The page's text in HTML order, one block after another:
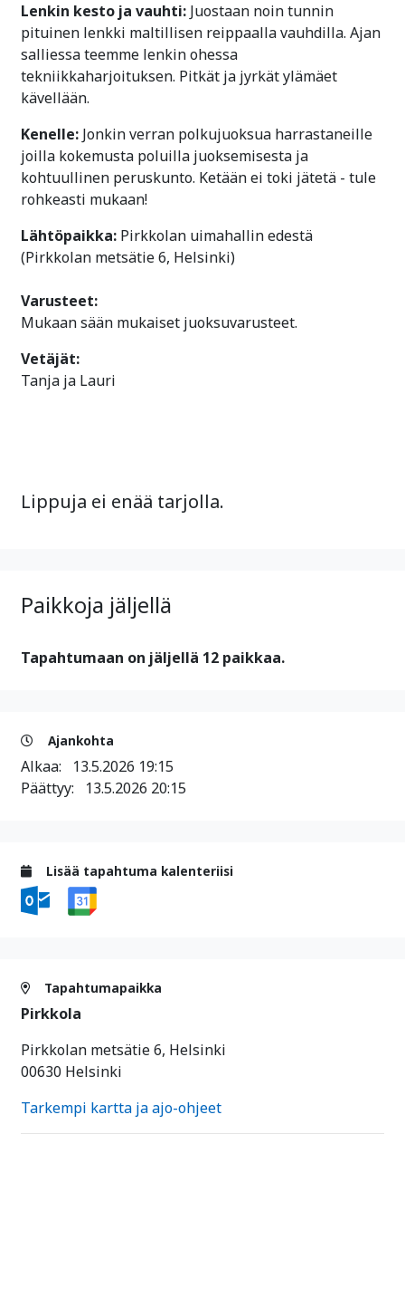
Lenkin kesto ja vauhti: Juostaan noin tunnin
pituinen lenkki maltillisen reippaalla vauhdilla. Ajan
salliessa teemme lenkin ohessa
tekniikkaharjoituksen. Pitkät ja jyrkät ylämäet
kävellään.
Kenelle: Jonkin verran polkujuoksua harrastaneille
joilla kokemusta poluilla juoksemisesta ja
kohtuullinen peruskunto. Ketään ei toki jätetä - tule
rohkeasti mukaan!
Lähtöpaikka: Pirkkolan uimahallin edestä
(Pirkkolan metsätie 6, Helsinki)
Varusteet:
Mukaan sään mukaiset juoksuvarusteet.
Vetäjät:
Tanja ja Lauri
Lippuja ei enää tarjolla.
Paikkoja jäljellä
Tapahtumaan on jäljellä 12 paikkaa.
Ajankohta
Alkaa: 13.5.2026 19:15
Päättyy: 13.5.2026 20:15
Lisää tapahtuma kalenteriisi
Tapahtumapaikka
Pirkkola
Pirkkolan metsätie 6, Helsinki
00630 Helsinki
Tarkempi kartta ja ajo-ohjeet